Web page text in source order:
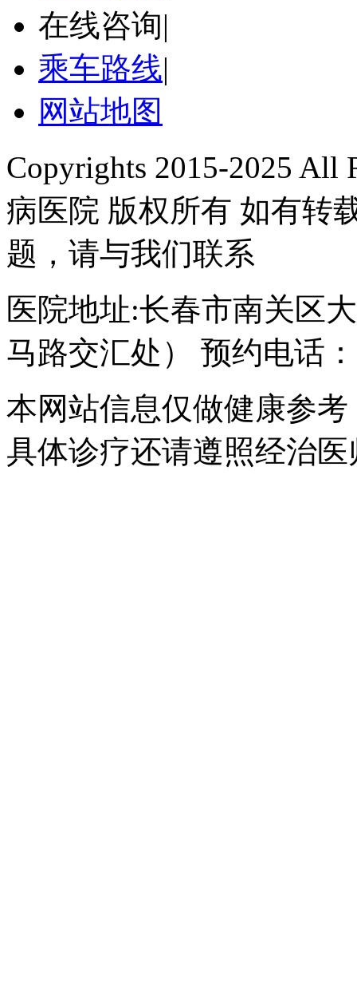
在线咨询|
乘车路线|
网站地图
Copyrights 2015-2025 All
病医院 版权所有 如有转
题，请与我们联系
医院地址:长春市南关区
马路交汇处） 预约电话
本网站信息仅做健康参
具体诊疗还请遵照经治医